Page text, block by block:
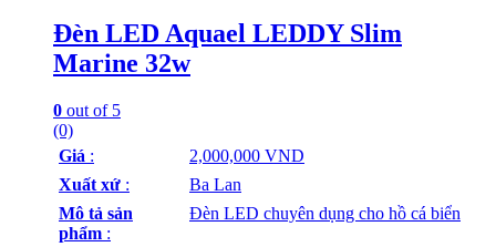
Đèn LED Aquael LEDDY Slim
Marine 32w
0 out of 5
(0)
Giá :
2,000,000 VND
Xuất xứ :
Ba Lan
Mô tả sản
phẩm :
Đèn LED chuyên dụng cho hồ cá biển